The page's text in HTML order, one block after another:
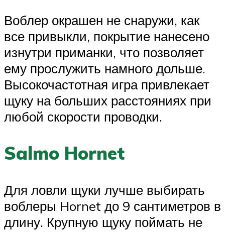
Воблер окрашен не снаружи, как
все привыкли, покрытие нанесено
изнутри приманки, что позволяет
ему прослужить намного дольше.
Высокочастотная игра привлекает
щуку на больших расстояниях при
любой скорости проводки.
Salmo Hornet
Для ловли щуки лучше выбирать
воблеры Hornet до 9 сантиметров в
длину. Крупную щуку поймать не